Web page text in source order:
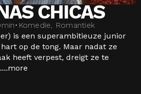
CHICAS
min• Komedie, Romantiek
is een superambitieuze junior
op de tong. Maar nadat ze
heeft verpest, dreigt ze te
more